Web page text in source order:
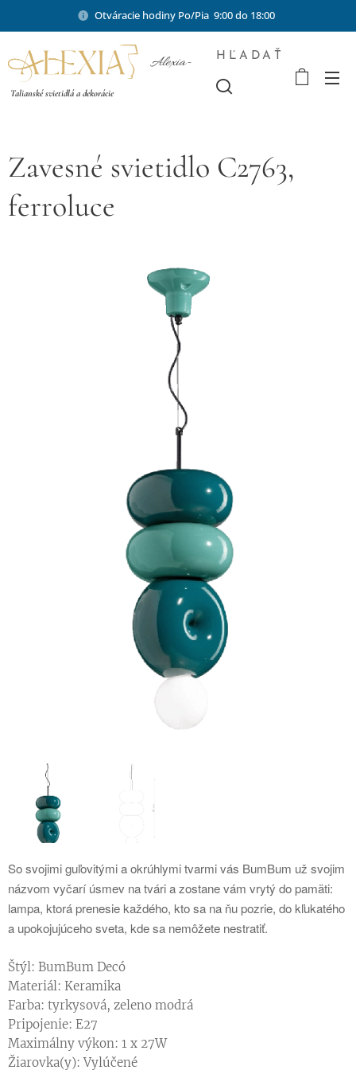
Otváracie hodiny Po/Pia 9:00 do 18:00
Alexia-
Talianské svietidlá a dekorácie
HĽADAŤ
Zavesné svietidlo C2763,
ferroluce
So svojimi guľovitými a okrúhlymi tvarmi vás BumBum už svojim
názvom vyčarí úsmev na tvári a zostane vám vrytý do pamäti:
lampa, ktorá prenesie každého, kto sa na ňu pozrie, do kľukatého
a upokojujúceho sveta, kde sa nemôžete nestratiť.
Štýl: BumBum Decó
Materiál: Keramika
Farba: tyrkysová, zeleno modrá
Pripojenie: E27
Maximálny výkon: 1 x 27W
Žiarovka(y): Vylúčené